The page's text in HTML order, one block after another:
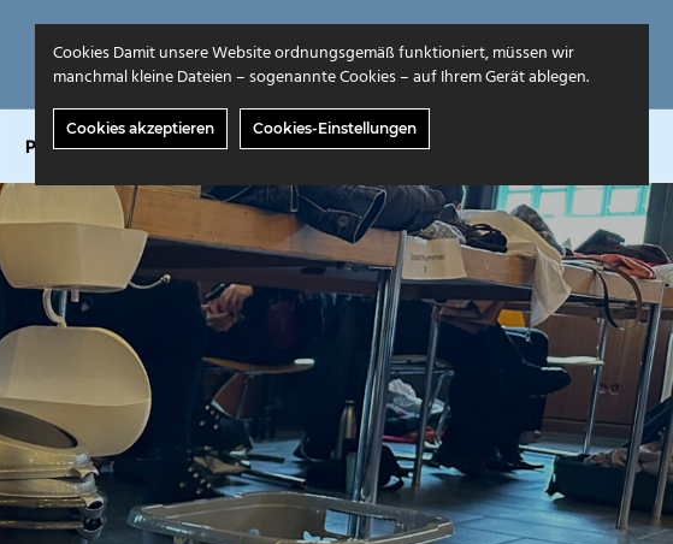
PRINT AUSGABEN ÜBER UNS
Cookies Damit unsere Website ordnungsgemäß funktioniert, müssen wir
manchmal kleine Dateien – sogenannte Cookies – auf Ihrem Gerät ablegen.
Cookies akzeptieren Cookies-Einstellungen